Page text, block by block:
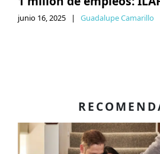
junio 16, 2025 | Guadalupe Camarillo